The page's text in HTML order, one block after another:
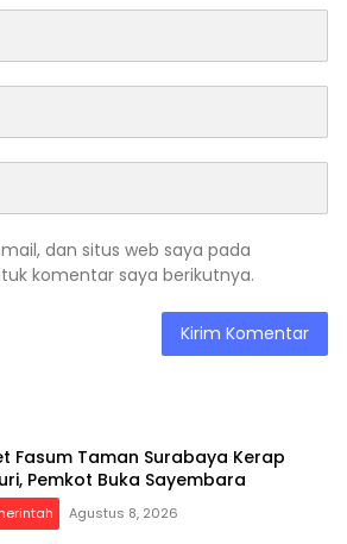
dan situs web saya pada
komentar saya berikutnya.
Fasum Taman Surabaya Kerap
Pemkot Buka Sayembara
Agustus 8, 2026